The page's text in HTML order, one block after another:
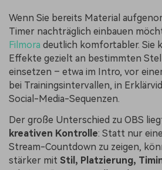
Wenn Sie bereits Material
Timer nachträglich einbauen
Filmora deutlich komfortabler. Sie
Effekte gezielt an bestimmten
einsetzen – etwa im Intro, vor
bei Trainingsintervallen, in
Social-Media-Sequenzen.
Der große Unterschied zu OBS
kreativen Kontrolle: Statt nur
Stream-Countdown zu zeigen,
stärker mit Stil, Platzierung,